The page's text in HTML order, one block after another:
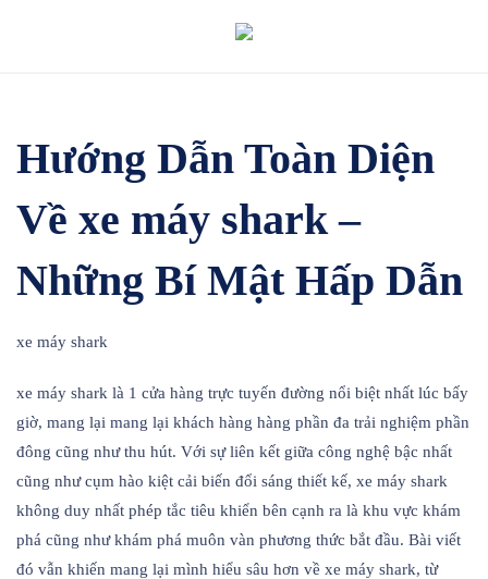
Hướng Dẫn Toàn Diện
Về xe máy shark –
Những Bí Mật Hấp Dẫn
xe máy shark
xe máy shark là 1 cửa hàng trực tuyến đường nổi biệt nhất lúc bấy
giờ, mang lại mang lại khách hàng hàng phần đa trải nghiệm phần
đông cũng như thu hút. Với sự liên kết giữa công nghệ bậc nhất
cũng như cụm hào kiệt cải biến đổi sáng thiết kế, xe máy shark
không duy nhất phép tắc tiêu khiển bên cạnh ra là khu vực khám
phá cũng như khám phá muôn vàn phương thức bắt đầu. Bài viết
đó vẫn khiến mang lại mình hiểu sâu hơn về xe máy shark, từ